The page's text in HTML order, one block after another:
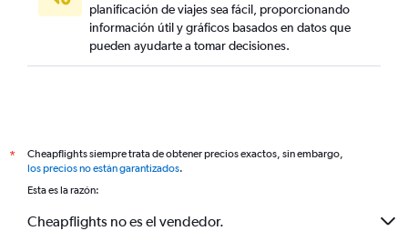
planificación de viajes sea fácil, proporcionando
información útil y gráficos basados en datos que
pueden ayudarte a tomar decisiones.
*
Cheapflights siempre trata de obtener precios exactos, sin embargo,
los precios no están garantizados.
Esta es la razón:
Cheapflights no es el vendedor.